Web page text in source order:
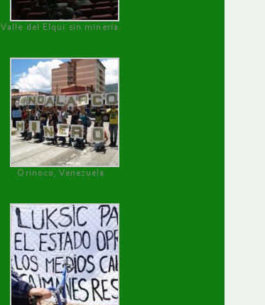
Valle del Elqui sin minería.
Orinoco, Venezuela